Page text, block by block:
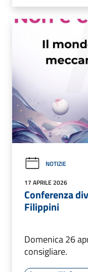
NOTIZIE
17 APRILE 2026
Conferenza
Filippini
Domenica 26
consigliare.